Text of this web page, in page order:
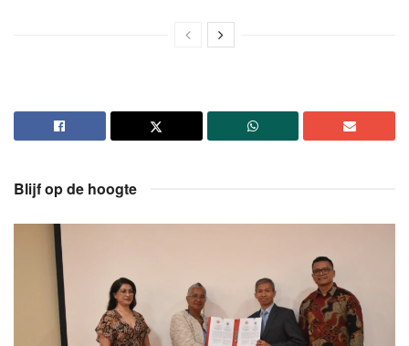
Blijf op de hoogte